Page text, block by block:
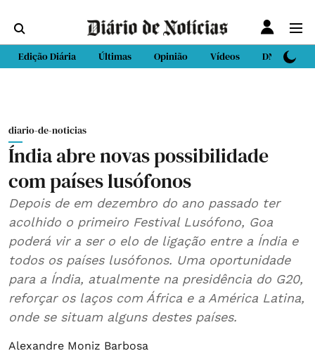
Edição Diária Últimas Opinião Vídeos DN Sport
diario-de-noticias
Índia abre novas possibilidade
com países lusófonos
Depois de em dezembro do ano passado ter
acolhido o primeiro Festival Lusófono, Goa
poderá vir a ser o elo de ligação entre a Índia e
todos os países lusófonos. Uma oportunidade
para a Índia, atualmente na presidência do G20,
reforçar os laços com África e a América Latina,
onde se situam alguns destes países.
Alexandre Moniz Barbosa